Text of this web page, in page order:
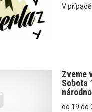
V
Zveme
Sobota
od 19 do